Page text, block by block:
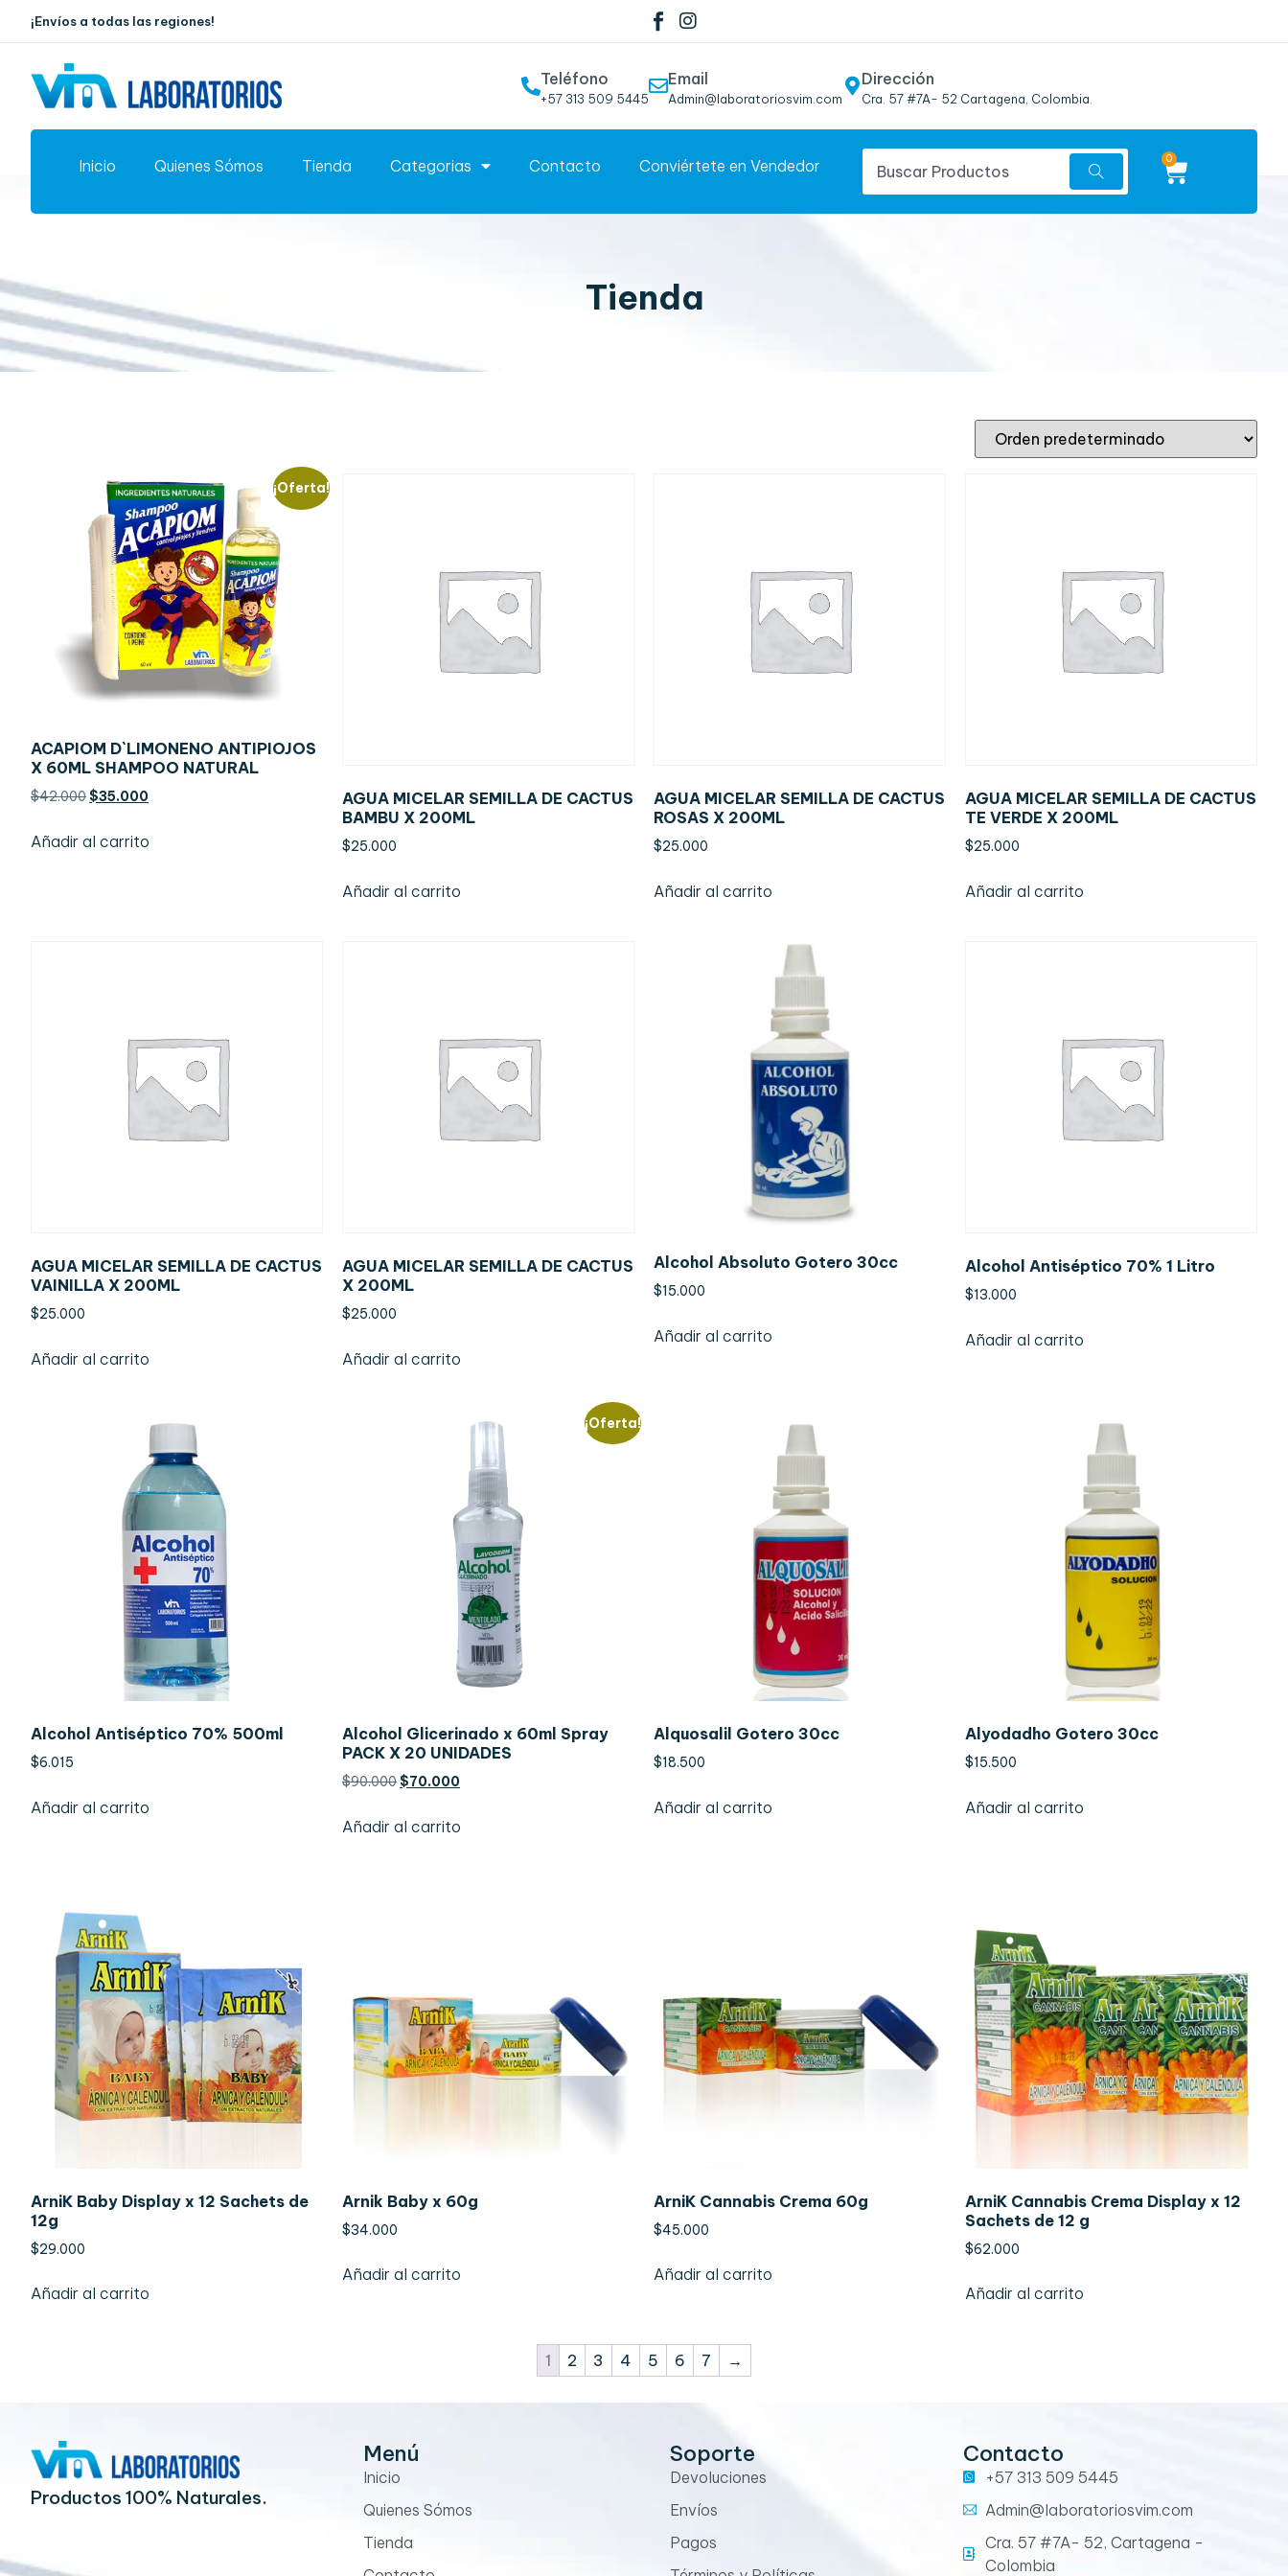
¡Envíos a todas las regiones!
Teléfono
+57 313 509 5445
Email
Admin@laboratoriosvim.com
Dirección
Cra. 57 #7A- 52 Cartagena, Colombia.
Inicio Quienes Sómos Tienda Categorias Contacto Conviértete en Vendedor 0
Tienda
¡Oferta!
ACAPIOM D`LIMONENO ANTIPIOJOS
X 60ML SHAMPOO NATURAL
$42.000 $35.000
Añadir al carrito
AGUA MICELAR SEMILLA DE CACTUS
BAMBU X 200ML
$25.000
Añadir al carrito
AGUA MICELAR SEMILLA DE CACTUS
ROSAS X 200ML
$25.000
Añadir al carrito
AGUA MICELAR SEMILLA DE CACTUS
TE VERDE X 200ML
$25.000
Añadir al carrito
AGUA MICELAR SEMILLA DE CACTUS
VAINILLA X 200ML
$25.000
Añadir al carrito
AGUA MICELAR SEMILLA DE CACTUS
X 200ML
$25.000
Añadir al carrito
Alcohol Absoluto Gotero 30cc
$15.000
Añadir al carrito
Alcohol Antiséptico 70% 1 Litro
$13.000
Añadir al carrito
Alcohol Antiséptico 70% 500ml
$6.015
Añadir al carrito
¡Oferta!
Alcohol Glicerinado x 60ml Spray
PACK X 20 UNIDADES
$90.000 $70.000
Añadir al carrito
Alquosalil Gotero 30cc
$18.500
Añadir al carrito
Alyodadho Gotero 30cc
$15.500
Añadir al carrito
ArniK Baby Display x 12 Sachets de
12g
$29.000
Añadir al carrito
Arnik Baby x 60g
$34.000
Añadir al carrito
ArniK Cannabis Crema 60g
$45.000
Añadir al carrito
ArniK Cannabis Crema Display x 12
Sachets de 12 g
$62.000
Añadir al carrito
1 2 3 4 5 6 7 →
Productos 100% Naturales.
Menú
Inicio
Quienes Sómos
Tienda
Soporte
Devoluciones
Envíos
Pagos
Contacto
+57 313 509 5445
Admin@laboratoriosvim.com
Cra. 57 #7A- 52, Cartagena -
Colombia